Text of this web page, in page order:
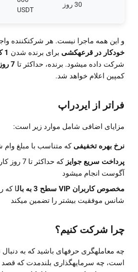
30 روز
USDT
و این همه ماجرا نیست. هر شرکتکننده
خودکار در قرعهکشی برای برنده شدن 1 کیلوگرم طلای فیزیکی
شرکت داده میشود. برنده، حداکثر تا 7 روز کاری
کمپین اعلام خواهد شد.
فراتر از ایردراپ
مزایای اضافی شامل موارد زیر است:
نرخ بهره تخفیفیکه متناسب با مبلغ وام
پرداخت سریع جوایز
آگوست انجام میشود
مخصوص کاربران VIP سطح 3 به بال
ا که
شانس موفقیت بیشتر را تضمین میکند
چرا شرکت کنیم؟
چه معاملهگری حرفهای باشید که به
است، چه سرمایهگذاری بلندمدت که قصد